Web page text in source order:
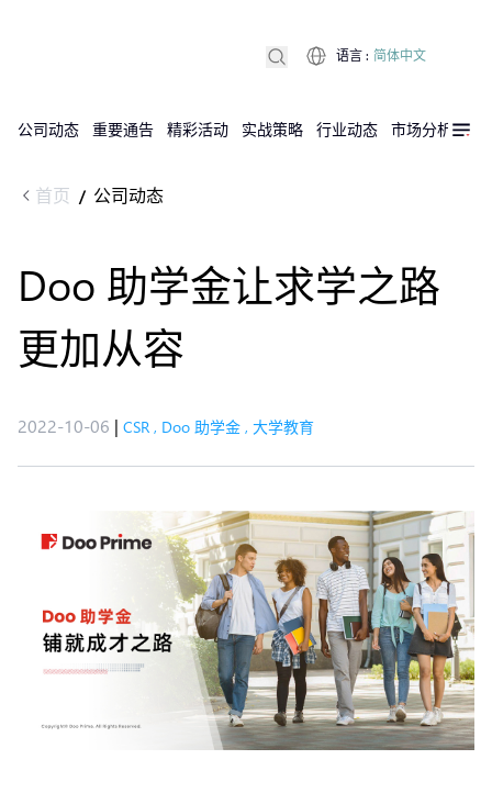
公司动态 重要通告 精彩活动 实战策略 行业动态 市场分析
语言 : 简体中文
首页 / 公司动态
Doo 助学金让求学之路
更加从容
2022-10-06 | CSR , Doo 助学金 , 大学教育